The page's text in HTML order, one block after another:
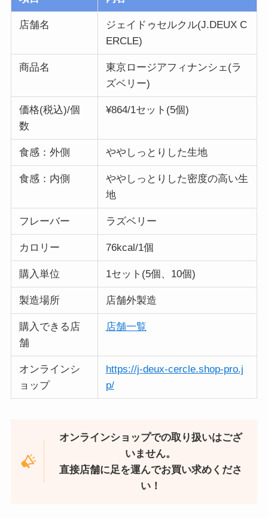
店舗名
ジェイドゥセルクル(J.DEUX C
ERCLE)
商品名
東京ロージアフィナンシェ(ラ
ズベリー)
価格(税込)/個
数
¥864/1セット(5個)
食感：外側 ややしっとりした生地
食感：内側
ややしっとりした密度の高い生
地
フレーバー ラズベリー
カロリー 76kcal/1個
購入単位 1セット(5個、10個)
製造場所 店舗外製造
購入できる店
舗
店舗一覧
オンラインシ
ョップ
https://j-deux-cercle.shop-pro.j
p/
オンラインショップでの取り扱いはござ
いません。
直接店舗に足を運んでお買い求めくださ
い！